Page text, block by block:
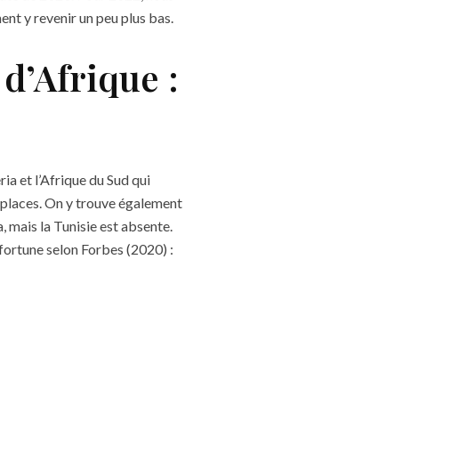
y revenir un peu plus bas.
:
et l’Afrique du Sud qui
On y trouve également
mais la Tunisie est absente.
selon Forbes (2020) :